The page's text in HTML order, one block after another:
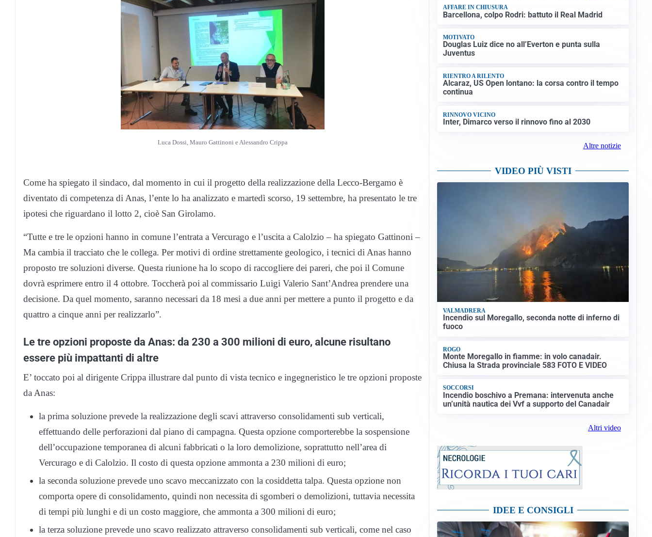
Luca Dossi, Mauro Gattinoni e Alessandro Crippa
Come ha spiegato il sindaco, dal momento in cui il progetto della realizzazione della Lecco-Bergamo è
diventato di competenza di Anas, l’ente lo ha analizzato e martedì scorso, 19 settembre, ha presentato le tre
ipotesi che riguardano il lotto 2, cioè San Girolamo.
“Tutte e tre le opzioni hanno in comune l’entrata a Vercurago e l’uscita a Calolzio – ha spiegato Gattinoni –
Ma cambia il tracciato che le collega. Per motivi di ordine strettamente geologico, i tecnici di Anas hanno
proposto tre soluzioni diverse. Questa riunione ha lo scopo di raccogliere dei pareri, che poi il Comune
dovrà esprimere entro il 4 ottobre. Toccherà poi al commissario Luigi Valerio Sant’Andrea prendere una
decisione. Da quel momento, saranno necessari da 18 mesi a due anni per mettere a punto il progetto e da
quattro a cinque anni per realizzarlo”.
Le tre opzioni proposte da Anas: da 230 a 300 milioni di euro, alcune risultano
essere più impattanti di altre
E’ toccato poi al dirigente Crippa illustrare dal punto di vista tecnico e ingegneristico le tre opzioni proposte
da Anas:
la prima soluzione prevede la realizzazione degli scavi attraverso consolidamenti sub verticali,
effettuando delle perforazioni dal piano di campagna. Questa opzione comporterebbe la sospensione
dell’occupazione temporanea di alcuni fabbricati o la loro demolizione, soprattutto nell’area di
Vercurago e di Calolzio. Il costo di questa opzione ammonta a 230 milioni di euro;
la seconda soluzione prevede uno scavo meccanizzato con la cosiddetta talpa. Questa opzione non
comporta opere di consolidamento, quindi non necessita di sgomberi o demolizioni, tuttavia necessita
di tempi più lunghi e di un costo maggiore, che ammonta a 300 milioni di euro;
la terza soluzione prevede uno scavo realizzato attraverso consolidamenti sub verticali, come nel caso
AFFARE IN CHIUSURA
Barcellona, colpo Rodri: battuto il Real Madrid
MOTIVATO
Douglas Luiz dice no all’Everton e punta sulla
Juventus
RIENTRO A RILENTO
Alcaraz, US Open lontano: la corsa contro il tempo
continua
RINNOVO VICINO
Inter, Dimarco verso il rinnovo fino al 2030
Altre notizie
VIDEO PIÙ VISTI
VALMADRERA
Incendio sul Moregallo, seconda notte di inferno di
fuoco
ROGO
Monte Moregallo in fiamme: in volo canadair.
Chiusa la Strada provinciale 583 FOTO E VIDEO
SOCCORSI
Incendio boschivo a Premana: intervenuta anche
un’unità nautica dei Vvf a supporto del Canadair
Altri video
IDEE E CONSIGLI